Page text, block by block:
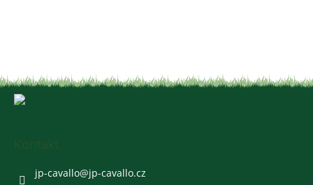
jp-cavallo@jp-cavallo.cz